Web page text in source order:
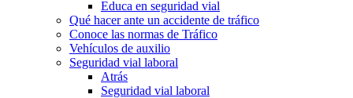
Educa en seguridad vial
Qué hacer ante un accidente de tráfico
Conoce las normas de Tráfico
Vehículos de auxilio
Seguridad vial laboral
Atrás
Seguridad vial laboral